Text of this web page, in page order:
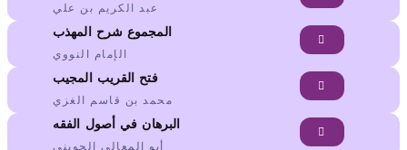
عبد الكريم بن علي
المجموع شرح المهذب
الإمام النووي
فتح القريب المجيب
محمد بن قاسم الغزي
البرهان في أصول الفقه
أبو المعالي الجويني